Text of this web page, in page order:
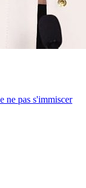
ne pas s'immiscer